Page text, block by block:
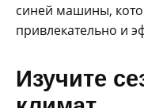
синей машины,
привлекательно и
Изучите